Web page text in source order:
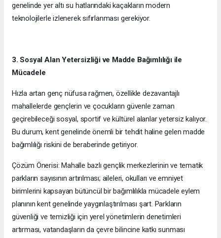
genelinde yer altı su hatlarındaki kaçakların modern
teknolojilerle izlenerek sıfırlanması gerekiyor.
3. Sosyal Alan Yetersizliği ve Madde Bağımlılığı ile
Mücadele
Hızla artan genç nüfusa rağmen, özellikle dezavantajlı
mahallelerde gençlerin ve çocukların güvenle zaman
geçirebileceği sosyal, sportif ve kültürel alanlar yetersiz kalıyor.
Bu durum, kent genelinde önemli bir tehdit haline gelen madde
bağımlılığı riskini de beraberinde getiriyor.
Çözüm Önerisi: Mahalle bazlı gençlik merkezlerinin ve tematik
parkların sayısının artırılması; aileleri, okulları ve emniyet
birimlerini kapsayan bütüncül bir bağımlılıkla mücadele eylem
planının kent genelinde yaygınlaştırılması şart. Parkların
güvenliği ve temizliği için yerel yönetimlerin denetimleri
artırması, vatandaşların da çevre bilincine katkı sunması